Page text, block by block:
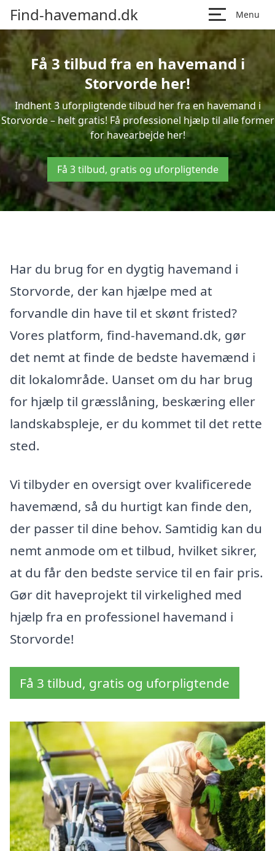
Find-havemand.dk Menu
Få 3 tilbud fra en havemand i
Storvorde her!
Indhent 3 uforpligtende tilbud her fra en havemand i
Storvorde – helt gratis! Få professionel hjælp til alle former
for havearbejde her!
Få 3 tilbud, gratis og uforpligtende
Har du brug for en dygtig havemand i
Storvorde, der kan hjælpe med at
forvandle din have til et skønt fristed?
Vores platform, find-havemand.dk, gør
det nemt at finde de bedste havemænd i
dit lokalområde. Uanset om du har brug
for hjælp til græsslåning, beskæring eller
landskabspleje, er du kommet til det rette
sted.
Vi tilbyder en oversigt over kvalificerede
havemænd, så du hurtigt kan finde den,
der passer til dine behov. Samtidig kan du
nemt anmode om et tilbud, hvilket sikrer,
at du får den bedste service til en fair pris.
Gør dit haveprojekt til virkelighed med
hjælp fra en professionel havemand i
Storvorde!
Få 3 tilbud, gratis og uforpligtende